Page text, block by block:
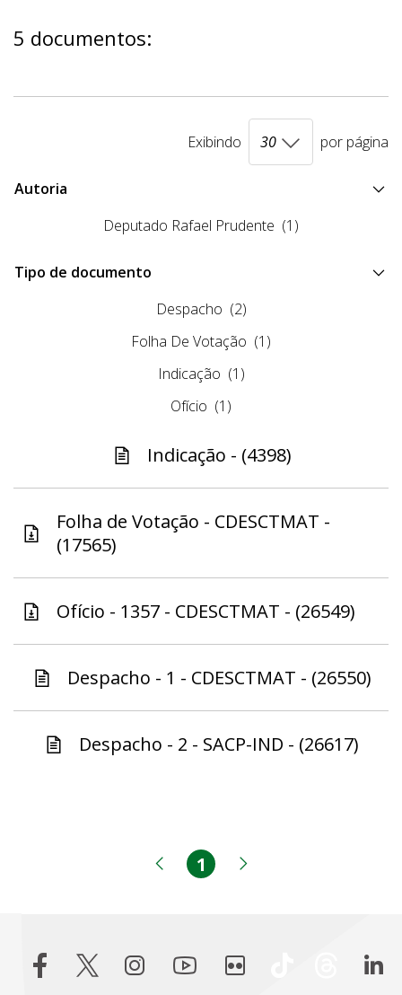
5 documentos:
Exibindo por página
Autoria
Deputado Rafael Prudente (1)
Tipo de documento
Despacho (2)
Folha De Votação (1)
Indicação (1)
Ofício (1)
Indicação - (4398)
Folha de Votação - CDESCTMAT -
(17565)
Ofício - 1357 - CDESCTMAT - (26549)
Despacho - 1 - CDESCTMAT - (26550)
Despacho - 2 - SACP-IND - (26617)
Página anterior
Página
1